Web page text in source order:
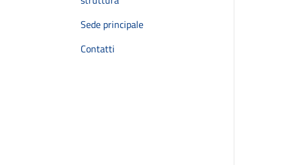
Sede principale
Contatti